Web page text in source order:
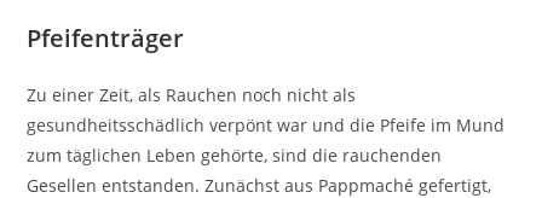
Pfeifenträger
Zu einer Zeit, als Rauchen noch nicht als
gesundheitsschädlich verpönt war und die Pfeife im Mund
zum täglichen Leben gehörte, sind die rauchenden
Gesellen entstanden. Zunächst aus Pappmaché gefertigt,